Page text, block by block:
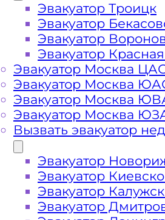
Санаторий Артёма
ближайшего
бережно- в наличии
по Санаторию
аккуратно- за рулем
при заказе услуги
стоимость услуг без
Эвакуатор Троицк
Эвакуатор
Эвакуатор
Эвакуатор
Эвакуатор Москва
Эвакуатор Москва
Эвакуатор Москва
Эвакуатор Москва
Вызвать эвакуатор
Эвакуатор
Эвакуатор
Эвакуатор
Эвакуатор